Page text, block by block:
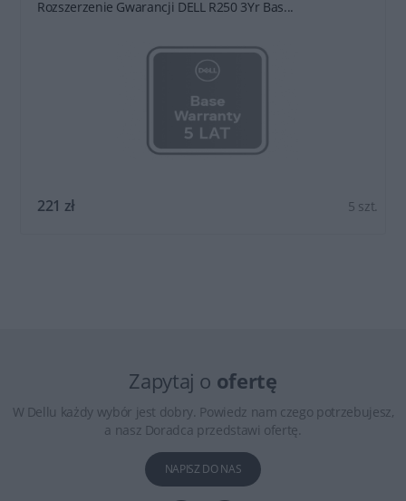
Rozszerzenie Gwarancji DELL R250 3Yr Bas...
221 zł 5 szt.
Zapytaj o ofertę
W Dellu każdy wybór jest dobry. Powiedz nam czego potrzebujesz,
a nasz Doradca przedstawi ofertę.
NAPISZ DO NAS